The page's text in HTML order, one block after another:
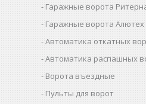
Гаражные ворота
Гаражные ворота Алютех
Автоматика откатных
Автоматика распашных
Ворота въездные
Пульты для ворот